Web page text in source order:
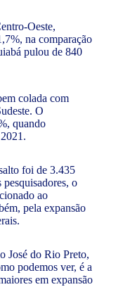
Oeste,
na comparação
pulou de 840
colada com
O
quando
foi de 3.435
o
ao
pela expansão
José do Rio Preto,
podemos ver, é a
em expansão